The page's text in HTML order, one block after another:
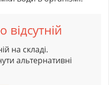
на складі.
альтернативні